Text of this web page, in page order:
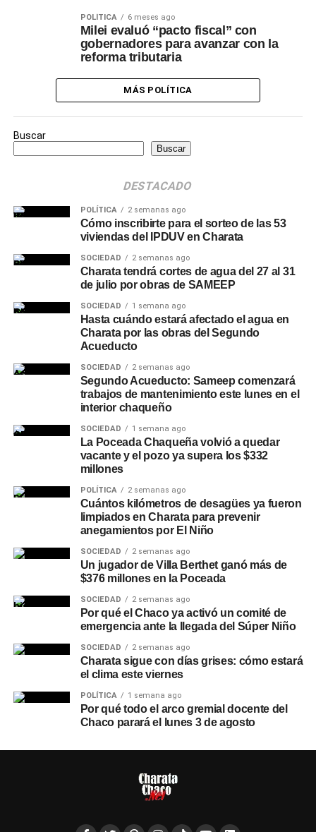
POLÍTICA 6 meses ago
Milei evaluó “pacto fiscal” con
gobernadores para avanzar con la
reforma tributaria
MÁS POLÍTICA
Buscar
Buscar
DESTACADO
POLÍTICA 2 semanas ago
Cómo inscribirte para el sorteo de las 53
viviendas del IPDUV en Charata
SOCIEDAD 2 semanas ago
Charata tendrá cortes de agua del 27 al 31
de julio por obras de SAMEEP
SOCIEDAD 1 semana ago
Hasta cuándo estará afectado el agua en
Charata por las obras del Segundo
Acueducto
SOCIEDAD 2 semanas ago
Segundo Acueducto: Sameep comenzará
trabajos de mantenimiento este lunes en el
interior chaqueño
SOCIEDAD 1 semana ago
La Poceada Chaqueña volvió a quedar
vacante y el pozo ya supera los $332
millones
POLÍTICA 2 semanas ago
Cuántos kilómetros de desagües ya fueron
limpiados en Charata para prevenir
anegamientos por El Niño
SOCIEDAD 2 semanas ago
Un jugador de Villa Berthet ganó más de
$376 millones en la Poceada
SOCIEDAD 2 semanas ago
Por qué el Chaco ya activó un comité de
emergencia ante la llegada del Súper Niño
SOCIEDAD 2 semanas ago
Charata sigue con días grises: cómo estará
el clima este viernes
POLÍTICA 1 semana ago
Por qué todo el arco gremial docente del
Chaco parará el lunes 3 de agosto